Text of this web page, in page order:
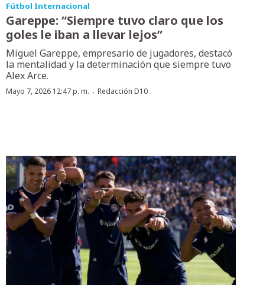
Fútbol Internacional
Gareppe: “Siempre tuvo claro que los
goles le iban a llevar lejos”
Miguel Gareppe, empresario de jugadores, destacó
la mentalidad y la determinación que siempre tuvo
Alex Arce.
Mayo 7, 2026 12:47 p. m. · Redacción D10